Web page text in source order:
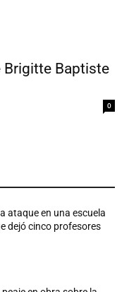
Brigitte Baptiste
0
ataque en una escuela
dejó cinco profesores